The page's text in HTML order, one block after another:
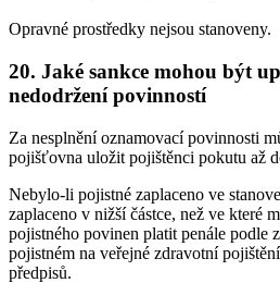
Opravné prostředky nejsou stanoveny.
20. Jaké sankce mohou být
nedodržení povinností
Za nesplnění oznamovací povinnosti
pojišťovna uložit pojištěnci pokutu až
Nebylo-li pojistné zaplaceno ve
zaplaceno v nižší částce, než ve které
pojistného povinen platit penále podle
pojistném na veřejné zdravotní
předpisů.